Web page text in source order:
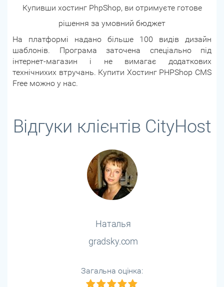
Купивши хостинг PhpShop, ви отримуєте готове
рішення за умовний бюджет
На платформі надано більше 100 видів дизайн
шаблонів. Програма заточена спеціально під
інтернет-магазин і не вимагає додаткових
технічнихих втручань. Купити Хостинг PHPShop CMS
Free можно у нас.
Відгуки клієнтів CityHost
Наталья
gradsky.com
Загальна оцінка: